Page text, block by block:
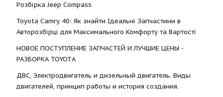
Розбірка Jeep Compass
Toyota Camry 40: Як знайти Ідеальні Запчастини в
Авторозбірці для Максимального Комфорту та Вартості
НОВОЕ ПОСТУПЛЕНИЕ ЗАПЧАСТЕЙ И ЛУЧШИЕ ЦЕНЫ -
РАЗБОРКА TOYOTА
ДВС, Электродвигатель и дизельный двигатель. Виды
двигателей, принцип работы и история создания.